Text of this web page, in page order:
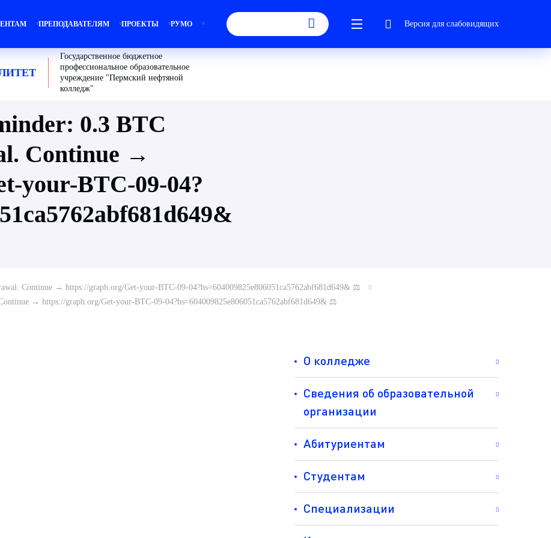
ПРЕПОДАВАТЕЛЯМ ПРОЕКТЫ РУМО Версия для слабовидящих
Государственное бюджетное
профессиональное образовательное
учреждение "Пермский нефтяной
колледж"
0.3 BTC
Continue →
your-BTC-09-04?
Continue → https://graph.org/Get-your-BTC-09-04?hs=604009825e806051ca5762abf681d649& ⚖
→ https://graph.org/Get-your-BTC-09-04?hs=604009825e806051ca5762abf681d649& ⚖
О колледже
Сведения об образовательной
организации
Абитуриентам
Студентам
Специализации